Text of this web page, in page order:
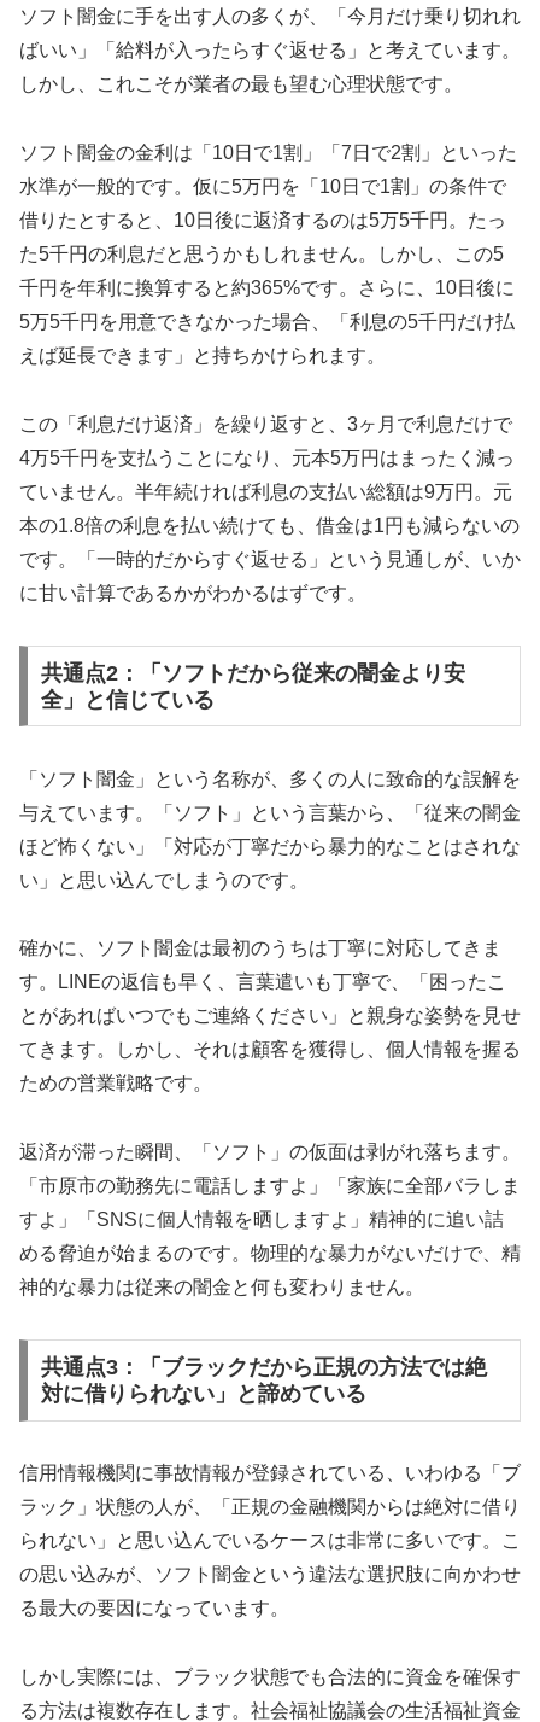
ソフト闇金に手を出す人の多くが、「今月だけ乗り切れれ
ばいい」「給料が入ったらすぐ返せる」と考えています。
しかし、これこそが業者の最も望む心理状態です。
ソフト闇金の金利は「10日で1割」「7日で2割」といった
水準が一般的です。仮に5万円を「10日で1割」の条件で
借りたとすると、10日後に返済するのは5万5千円。たっ
た5千円の利息だと思うかもしれません。しかし、この5
千円を年利に換算すると約365%です。さらに、10日後に
5万5千円を用意できなかった場合、「利息の5千円だけ払
えば延長できます」と持ちかけられます。
この「利息だけ返済」を繰り返すと、3ヶ月で利息だけで
4万5千円を支払うことになり、元本5万円はまったく減っ
ていません。半年続ければ利息の支払い総額は9万円。元
本の1.8倍の利息を払い続けても、借金は1円も減らないの
です。「一時的だからすぐ返せる」という見通しが、いか
に甘い計算であるかがわかるはずです。
共通点2：「ソフトだから従来の闇金より安
全」と信じている
「ソフト闇金」という名称が、多くの人に致命的な誤解を
与えています。「ソフト」という言葉から、「従来の闇金
ほど怖くない」「対応が丁寧だから暴力的なことはされな
い」と思い込んでしまうのです。
確かに、ソフト闇金は最初のうちは丁寧に対応してきま
す。LINEの返信も早く、言葉遣いも丁寧で、「困ったこ
とがあればいつでもご連絡ください」と親身な姿勢を見せ
てきます。しかし、それは顧客を獲得し、個人情報を握る
ための営業戦略です。
返済が滞った瞬間、「ソフト」の仮面は剥がれ落ちます。
「市原市の勤務先に電話しますよ」「家族に全部バラしま
すよ」「SNSに個人情報を晒しますよ」精神的に追い詰
める脅迫が始まるのです。物理的な暴力がないだけで、精
神的な暴力は従来の闇金と何も変わりません。
共通点3：「ブラックだから正規の方法では絶
対に借りられない」と諦めている
信用情報機関に事故情報が登録されている、いわゆる「ブ
ラック」状態の人が、「正規の金融機関からは絶対に借り
られない」と思い込んでいるケースは非常に多いです。こ
の思い込みが、ソフト闇金という違法な選択肢に向かわせ
る最大の要因になっています。
しかし実際には、ブラック状態でも合法的に資金を確保す
る方法は複数存在します。社会福祉協議会の生活福祉資金